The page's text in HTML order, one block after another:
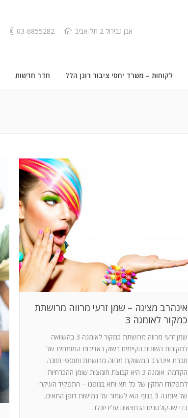
אבן גבירול 2 תל-אביב 03-6855282
לקוחות – משרד יחסי ציבור רונן הלל חדר חדשות
אינהרב מציגה – שמן זרעי מרווה מרושתת
כמקור לאומגה 3
שמן זרעי מרווה מרושתת כמקור לאומגה 3 בהשוואה
למקורות השונים הקיימים בשוק באדיבות המומחית של
חברת אינהרב המשווקת מרווה מרושתת ותוספי תזונה
הקדמה: אומגה 3 היא קבוצת חומצות שומן ההכרחיות
לתפקודו התקין של כל תא ותא בגופנו – התפקיד העיקרי
של אומגה 3 בגוף הוא לשמור על גמישות דופן התאים,
כדי שהקולטנים הנמצאים עליו יוכלו…